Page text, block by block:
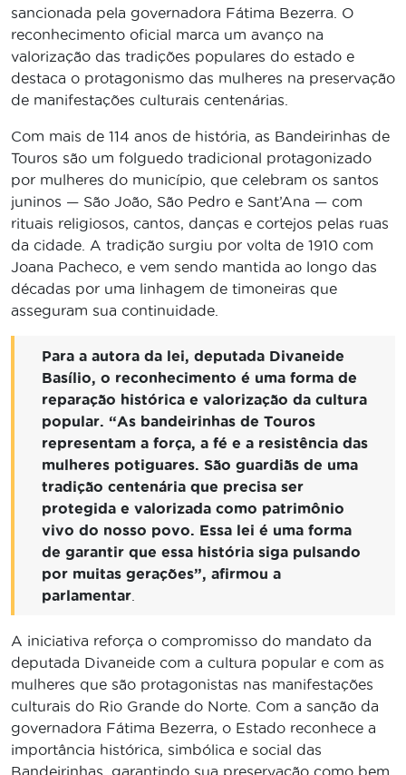
sancionada pela governadora Fátima Bezerra. O
reconhecimento oficial marca um avanço na
valorização das tradições populares do estado e
destaca o protagonismo das mulheres na preservação
de manifestações culturais centenárias.
Com mais de 114 anos de história, as Bandeirinhas de
Touros são um folguedo tradicional protagonizado
por mulheres do município, que celebram os santos
juninos — São João, São Pedro e Sant’Ana — com
rituais religiosos, cantos, danças e cortejos pelas ruas
da cidade. A tradição surgiu por volta de 1910 com
Joana Pacheco, e vem sendo mantida ao longo das
décadas por uma linhagem de timoneiras que
asseguram sua continuidade.
Para a autora da lei, deputada Divaneide
Basílio, o reconhecimento é uma forma de
reparação histórica e valorização da cultura
popular. “As bandeirinhas de Touros
representam a força, a fé e a resistência das
mulheres potiguares. São guardiãs de uma
tradição centenária que precisa ser
protegida e valorizada como patrimônio
vivo do nosso povo. Essa lei é uma forma
de garantir que essa história siga pulsando
por muitas gerações”, afirmou a
parlamentar
A iniciativa reforça o compromisso do mandato da
deputada Divaneide com a cultura popular e com as
mulheres que são protagonistas nas manifestações
culturais do Rio Grande do Norte. Com a sanção da
governadora Fátima Bezerra, o Estado reconhece a
importância histórica, simbólica e social das
Bandeirinhas, garantindo sua preservação como bem